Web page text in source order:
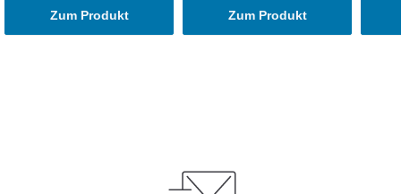
Zum Produkt Zum Produkt